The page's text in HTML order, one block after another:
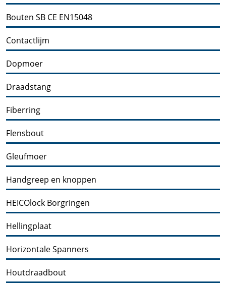
Bouten SB CE EN15048
Contactlijm
Dopmoer
Draadstang
Fiberring
Flensbout
Gleufmoer
Handgreep en knoppen
HEICOlock Borgringen
Hellingplaat
Horizontale Spanners
Houtdraadbout